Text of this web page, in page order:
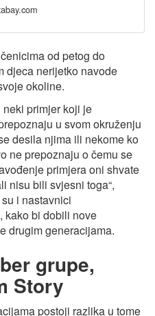
od petog do
djeca nerijetko navode
okoline.
neki primjer koji je
u svom okruženju
desila njima ili nekome ko
ne prepoznaju o čemu se
primjera oni shvate
nisu bili svjesni toga“,
i nastavnici
kako bi dobili nove
drugim generacijama.
grupe,
Story
postoji razlika u tome